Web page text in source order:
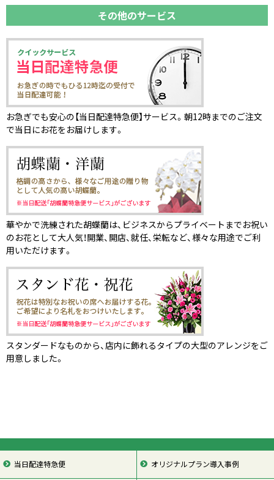
その他のサービス
お急ぎでも安心の【当日配達特急便】サービス。朝12時までのご注文
で当日にお花をお届けします。
華やかで洗練された胡蝶蘭は、ビジネスからプライベートまでお祝い
のお花として大人気！開業、開店、就任、栄転など、様々な用途でご利
用いただけます。
スタンダードなものから、店内に飾れるタイプの大型のアレンジをご
用意しました。
当日配達特急便 オリジナルプラン導入事例